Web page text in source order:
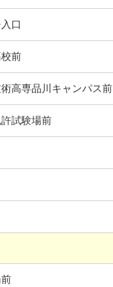
口
前
高専品川キャンパス前
試験場前